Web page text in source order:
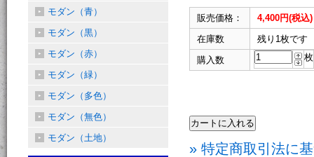
販売価格：
4,400円(税込)
在庫数
残り1枚です
購入数
枚
» 特定商取引法に
モダン（青）
モダン（黒）
モダン（赤）
モダン（緑）
モダン（多色）
モダン（無色）
モダン（土地）